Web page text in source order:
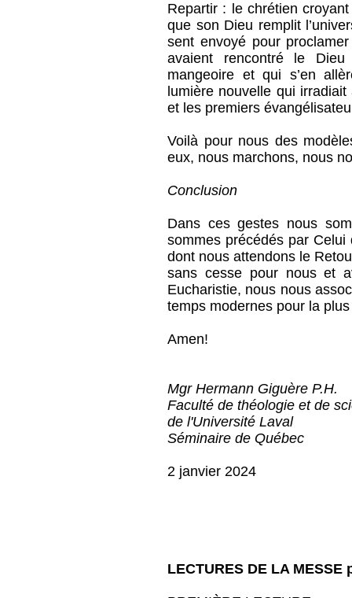
Repartir : le chrétien
que son Dieu remplit
sent envoyé pour
avaient rencontré le
mangeoire et qui s’en
lumière nouvelle qui
et les premiers
Voilà pour nous des
eux, nous marchons, nous
Conclusion
Dans ces gestes nous
sommes précédés par
dont nous attendons le
sans cesse pour nous et
Eucharistie, nous nous
temps modernes pour la
Amen!
Mgr Hermann Giguère P.H.
Faculté de théologie et de
de l'Université Laval
Séminaire de Québec
2 janvier 2024
LECTURES DE LA